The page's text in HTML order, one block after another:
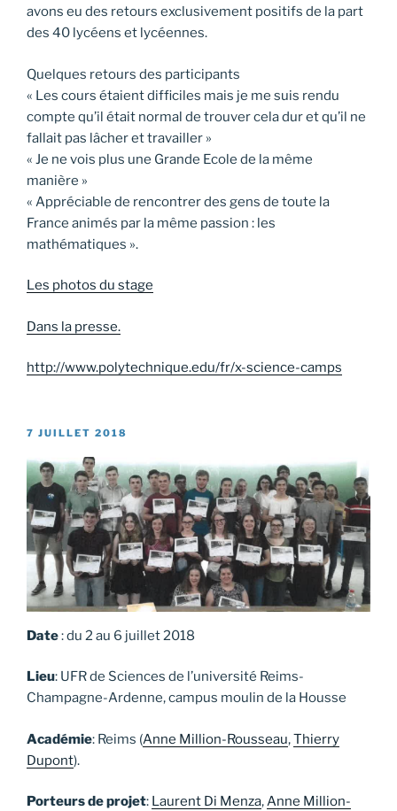
avons eu des retours exclusivement positifs de la part
des 40 lycéens et lycéennes.
Quelques retours des participants
« Les cours étaient difficiles mais je me suis rendu
compte qu’il était normal de trouver cela dur et qu’il ne
fallait pas lâcher et travailler »
« Je ne vois plus une Grande Ecole de la même
manière »
« Appréciable de rencontrer des gens de toute la
France animés par la même passion : les
mathématiques ».
Les photos du stage
Dans la presse.
http://www.polytechnique.edu/fr/x-science-camps
PUBLIÉ
7 JUILLET 2018
Date: du 2 au 6 juillet 2018
Lieu: UFR de Sciences de l’université Reims-
Champagne-Ardenne, campus moulin de la Housse
Académie: Reims (Anne Million-Rousseau,Thierry
Dupont).
Porteurs de projet: Laurent Di Menza,Anne Million-